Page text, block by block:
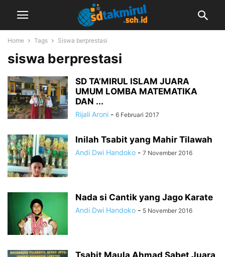
Home Tags Siswa berprestasi
siswa berprestasi
SD TA’MIRUL ISLAM JUARA
UMUM LOMBA MATEMATIKA
DAN ...
Rijali Aroni - 6 Februari 2017
Inilah Tsabit yang Mahir Tilawah
Andi Dwi Handoko - 7 November 2016
Nada si Cantik yang Jago Karate
Andi Dwi Handoko - 5 November 2016
Tsabit Maula Ahmad Sabet Juara